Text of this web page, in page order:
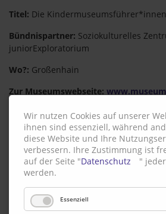
Titel: Die
Bündnispartner: Soziokulturelles
juniorExploratorium
Wo?: Großenhain
Zur Museumswebseite:
Zurück
Badisches Landesmuseum
“Da auch die Schulesehr stark an
Wir nutzen Cookies auf unserer
ihnen sind essenziell, während
diese Website und Ihre
verbessern. Ihre Zustimmung ist
auf der Seite "Datenschutz
"
werden.
Essenziell